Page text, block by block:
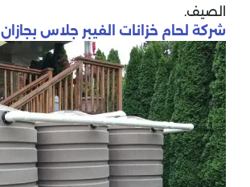
الصيف.
شركة لحام خزانات الفيبر جلاس بجازان